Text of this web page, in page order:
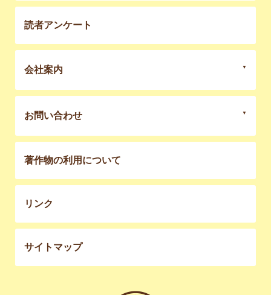
読者アンケート
会社案内
お問い合わせ
著作物の利用について
リンク
サイトマップ